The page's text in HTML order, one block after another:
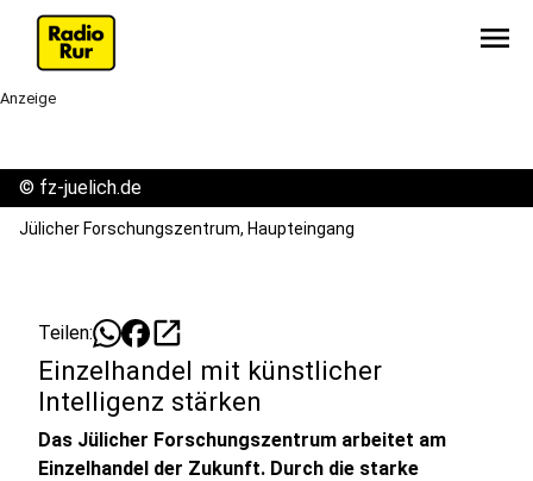
menu
Anzeige
© fz-juelich.de
Jülicher Forschungszentrum, Haupteingang
Teilen: open_in_new
Einzelhandel mit künstlicher
Intelligenz stärken
Das Jülicher Forschungszentrum arbeitet am
Einzelhandel der Zukunft. Durch die starke